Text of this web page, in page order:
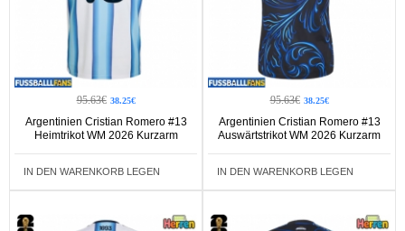
95.63€ 38.25€
Argentinien Cristian Romero #13
Heimtrikot WM 2026 Kurzarm
IN DEN WARENKORB LEGEN
95.63€ 38.25€
Argentinien Cristian Romero #13
Auswärtstrikot WM 2026 Kurzarm
IN DEN WARENKORB LEGEN